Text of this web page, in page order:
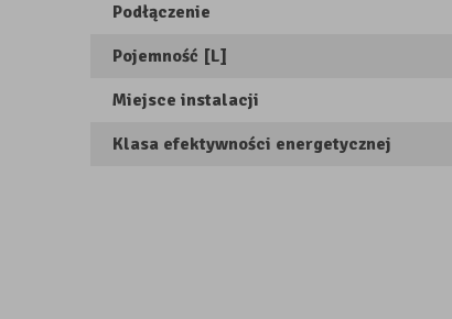
Podłączenie
Pojemność [L]
Miejsce instalacji
Klasa efektywności energetycznej